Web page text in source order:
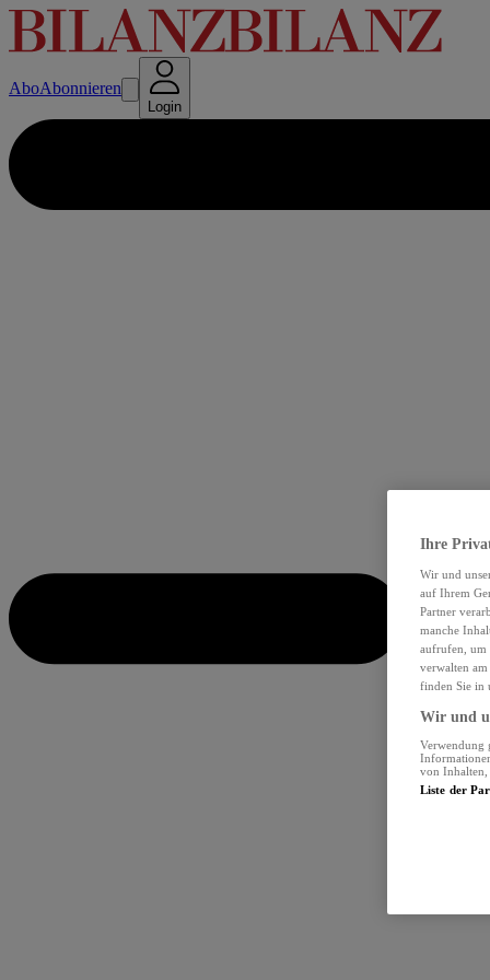
AboAbonnieren
Login
Ihre
Wir und
auf Ihrem
Partner
manche
aufrufen, um
verwalten
finden Sie in
Wir und
Verwendung
von Inhalten,
Liste der